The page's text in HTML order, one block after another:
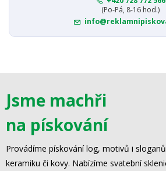
(Po-Pá, 8-16 hod.)
Jsme machři
na pískování
Provádíme pískování log, motivů i
keramiku či kovy. Nabízíme svatební